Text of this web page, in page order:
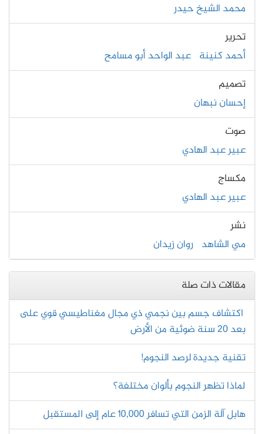
محمد الشيخ حيدر
تحرير
أحمد كنينة عبد الواحد أبو مسامح
تصميم
إحسان نبهان
صوت
عبير عبد الهادي
مكساج
عبير عبد الهادي
نشر
مي الشاهد روان زيدان
مقالات ذات صلة
اكتشاف جسم بين نجمي ذي مجال مغناطيسي قوي على
بعد 20 سنة ضوئية من الأرض
تقنية جديدة لرصد النجوم!
لماذا تظهر النجوم بألوان مختلفة؟
هابل آلة الزمن التي تسافر 10,000 عام إلى المستقبل